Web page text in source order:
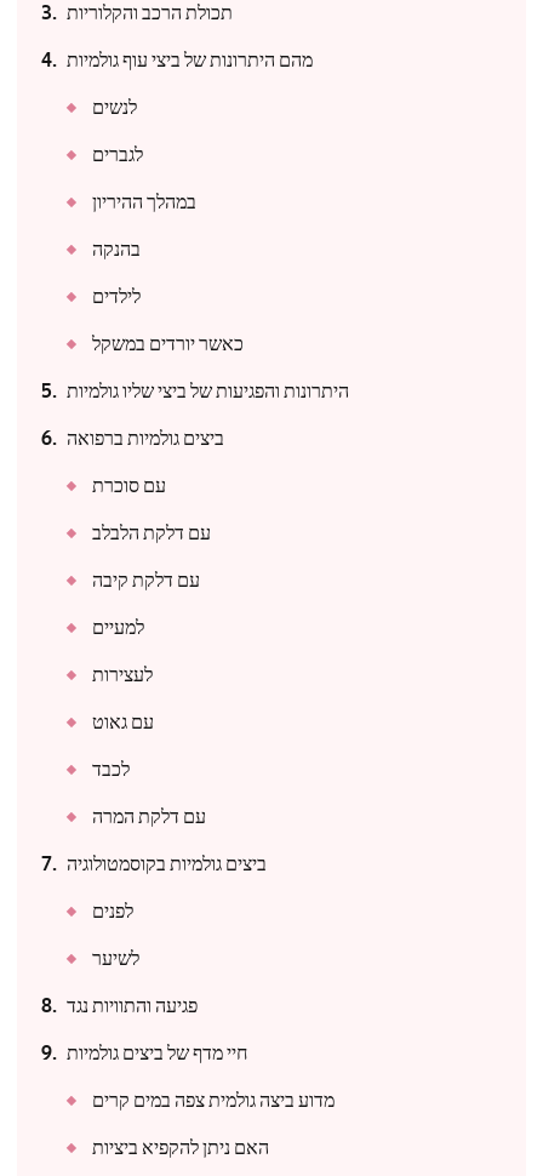
תכולת הרכב והקלוריות
מהם היתרונות של ביצי עוף גולמיות
לנשים
לגברים
במהלך ההיריון
בהנקה
לילדים
כאשר יורדים במשקל
היתרונות והפגיעות של ביצי שליו גולמיות
ביצים גולמיות ברפואה
עם סוכרת
עם דלקת הלבלב
עם דלקת קיבה
למעיים
לעצירות
עם גאוט
לכבד
עם דלקת המרה
ביצים גולמיות בקוסמטולוגיה
לפנים
לשיער
פגיעה והתוויות נגד
חיי מדף של ביצים גולמיות
מדוע ביצה גולמית צפה במים קרים
האם ניתן להקפיא ביציות